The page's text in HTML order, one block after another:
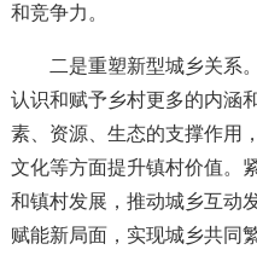
和竞争力。
二是重塑新型城乡关系。
认识和赋予乡村更多的内涵
素、资源、生态的支撑作用
文化等方面提升镇村价值。
和镇村发展，推动城乡互动
赋能新局面，实现城乡共同